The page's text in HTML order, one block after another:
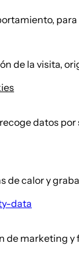
de la visita,
datos por
calor y
data
de marketing y